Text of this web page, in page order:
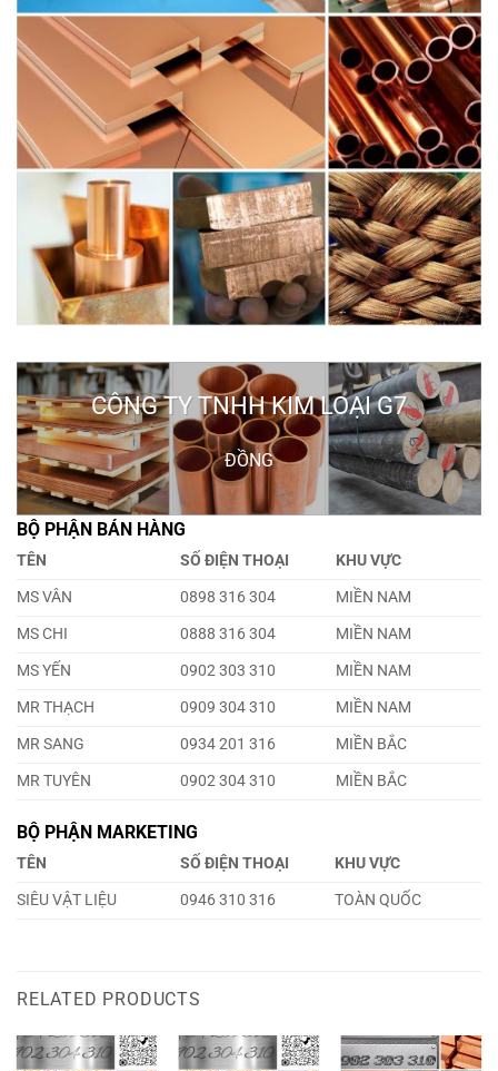
CÔNG TY TNHH KIM LOẠI G7
ĐỒNG
BỘ PHẬN BÁN HÀNG
TÊN SỐ ĐIỆN THOẠI
KHU VỰC
MS VÂN
0898 316 304
MIỀN NAM
MS CHI
0888 316 304
MIỀN NAM
MS YẾN
0902 303 310
MIỀN NAM
MR THẠCH
0909 304 310
MIỀN NAM
MR SANG
0934 201 316
MIỀN BẮC
MR TUYÊN
0902 304 310 MIỀN BẮC
BỘ PHẬN MARKETING
TÊN SỐ ĐIỆN THOẠI
KHU VỰC
SIÊU VẬT LIỆU
0946 310 316 TOÀN QUỐC
RELATED PRODUCTS